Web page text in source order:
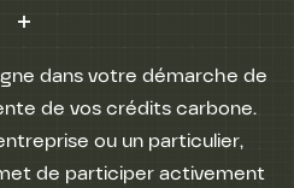
dans votre démarche de
de vos crédits carbone.
ou un particulier,
de participer activement